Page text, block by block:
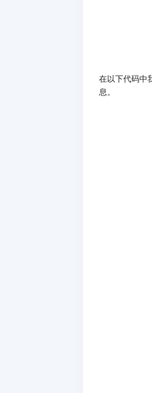
在以下代码中
息。